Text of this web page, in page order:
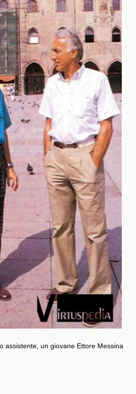
assistente, un giovane Ettore Messina